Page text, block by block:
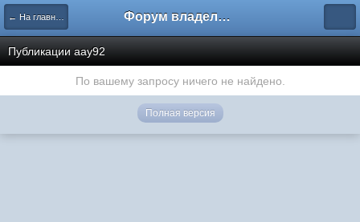
← На главную Форум владельцев интернет-магазинов
Публикации aay92
По вашему запросу ничего не найдено.
Полная версия